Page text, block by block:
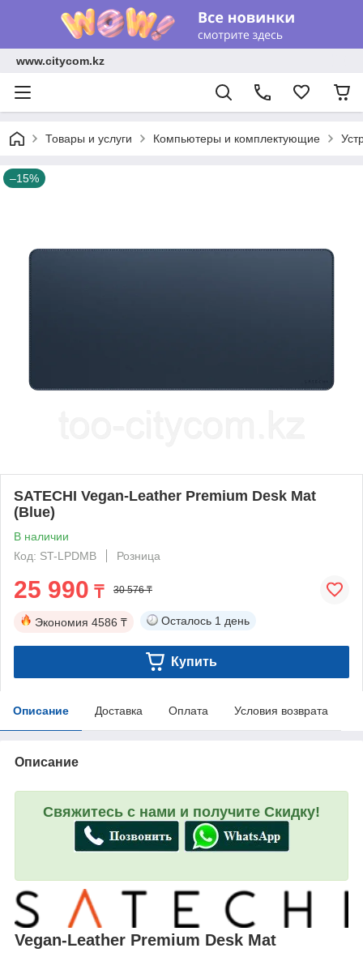
www.citycom.kz
Товары и услуги Компьютеры и комплектующие
–15%
SATECHI Vegan-Leather Premium Desk Mat
(Blue)
В наличии
Код: ST-LPDMB
Розница
25 990 ₸ 30 576 ₸
Экономия 4586 ₸ Осталось 1 день
Купить
Описание Доставка Оплата Условия возврата
Описание
Свяжитесь с нами и получите Скидку!
Vegan-Leather Premium Desk Mat